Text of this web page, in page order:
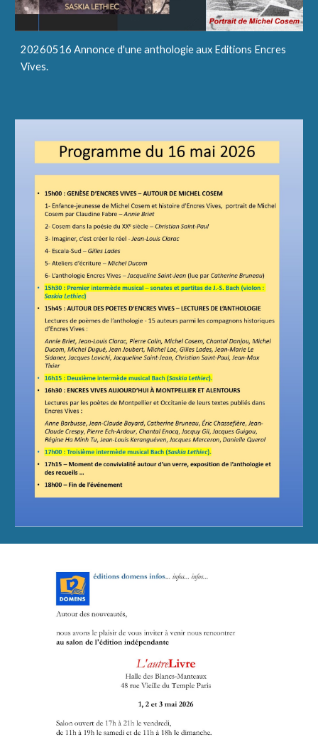
20260516 Annonce d'une anthologie aux Editions Encres
Vives.